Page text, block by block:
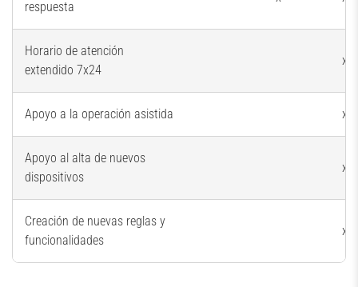
respuesta
Horario de atención
extendido 7x24
x
Apoyo a la operación asistida x
Apoyo al alta de nuevos
dispositivos
x
Creación de nuevas reglas y
funcionalidades
x